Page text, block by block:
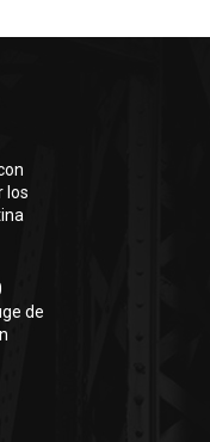
los
de